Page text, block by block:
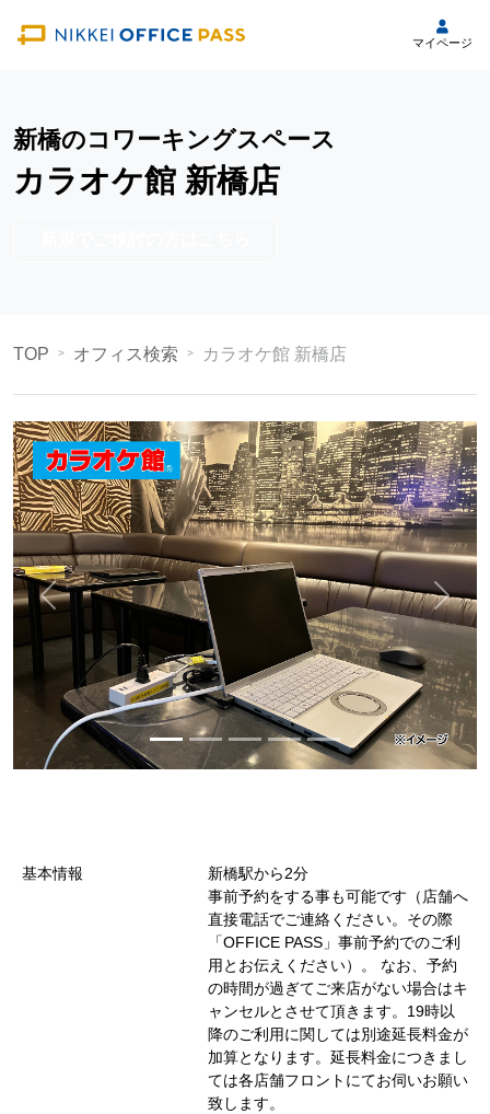
マイページ
新橋のコワーキングスペース
カラオケ館 新橋店
TOP オフィス検索 カラオケ館 新橋店
基本情報
新橋駅から2分
事前予約をする事も可能です（店舗へ
直接電話でご連絡ください。その際
「OFFICE PASS」事前予約でのご利
用とお伝えください）。 なお、予約
の時間が過ぎてご来店がない場合はキ
ャンセルとさせて頂きます。19時以
降のご利用に関しては別途延長料金が
加算となります。延長料金につきまし
ては各店舗フロントにてお伺いお願い
致します。